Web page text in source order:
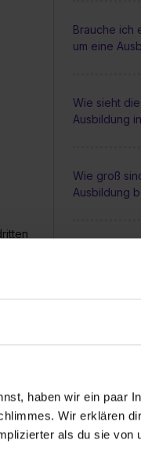
haben wir ein paar
Wir erklären
als du sie von
Brauche ich
um eine
Wie sieht
Ausbildung
Wie groß
Ausbildung
Ist ein